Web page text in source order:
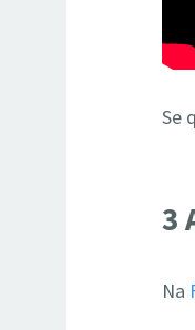
Se
3
Na